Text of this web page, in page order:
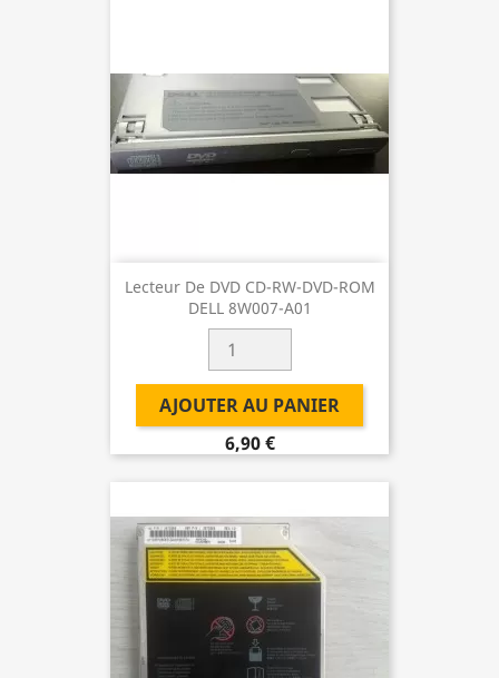
Lecteur De DVD CD-RW-DVD-ROM
DELL 8W007-A01
AJOUTER AU PANIER
6,90 €